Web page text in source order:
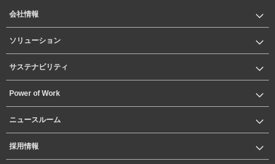
会社情報
ソリューション
サステナビリティ
Power of Work
ニュースルーム
採用情報